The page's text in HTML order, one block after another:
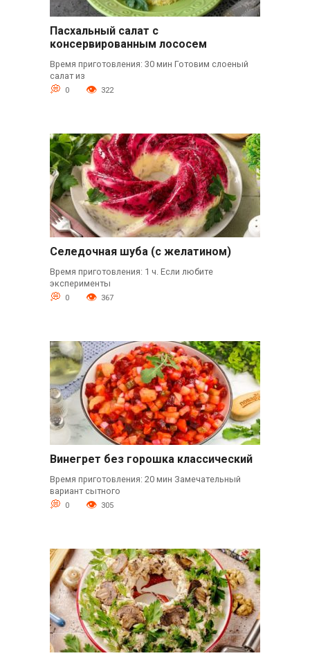
Пасхальный салат с
консервированным лососем
Время приготовления: 30 мин Готовим слоеный
салат из
0 322
Селедочная шуба (с желатином)
Время приготовления: 1 ч. Если любите
эксперименты
0 367
Винегрет без горошка классический
Время приготовления: 20 мин Замечательный
вариант сытного
0 305